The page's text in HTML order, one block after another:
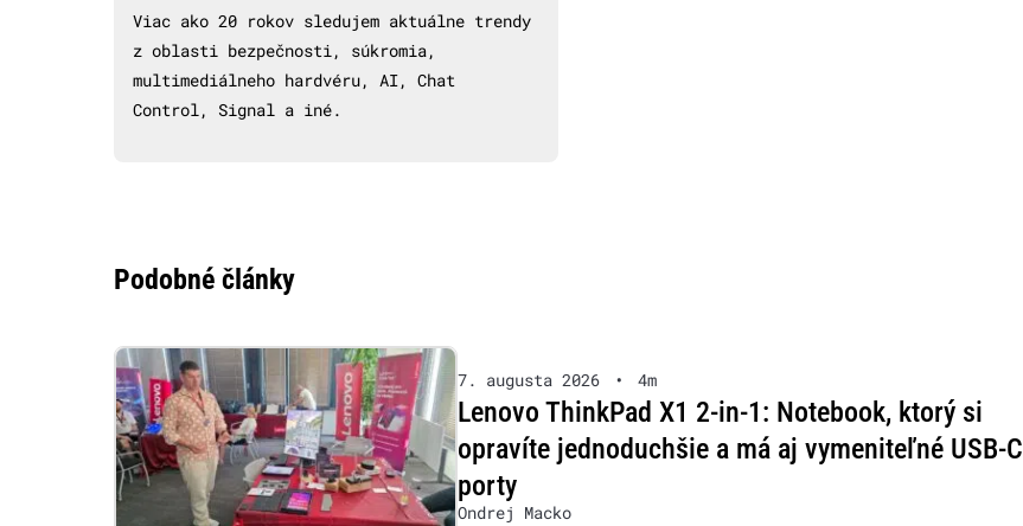
Viac ako 20 rokov sledujem aktuálne trendy
z oblasti bezpečnosti, súkromia,
multimediálneho hardvéru, AI, Chat
Control, Signal a iné.
Podobné články
7. augusta 2026 • 4m
Lenovo ThinkPad X1 2-in-1: Notebook, ktorý si
opravíte jednoduchšie a má aj vymeniteľné USB-C
porty
Ondrej Macko